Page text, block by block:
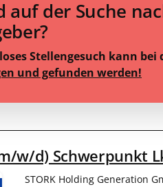
auf der Suche
Stellengesuch kann
und gefunden werden!
w/d) Schwerpunkt
STORK Holding Generation